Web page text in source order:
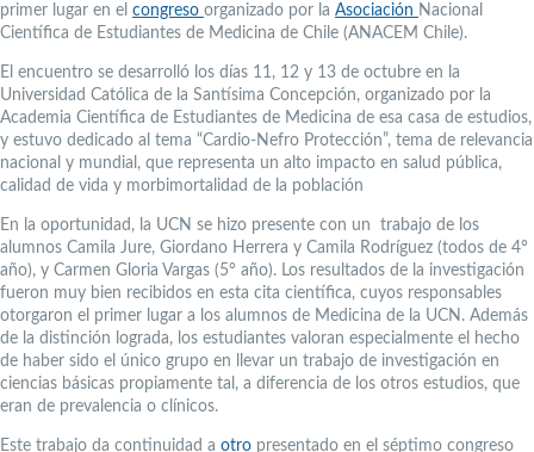
primer lugar en el congreso organizado por la Asociación Nacional
Científica de Estudiantes de Medicina de Chile (ANACEM Chile).
El encuentro se desarrolló los días 11, 12 y 13 de octubre en la
Universidad Católica de la Santísima Concepción, organizado por la
Academia Científica de Estudiantes de Medicina de esa casa de estudios,
y estuvo dedicado al tema “Cardio-Nefro Protección”, tema de relevancia
nacional y mundial, que representa un alto impacto en salud pública,
calidad de vida y morbimortalidad de la población
En la oportunidad, la UCN se hizo presente con un trabajo de los
alumnos Camila Jure, Giordano Herrera y Camila Rodríguez (todos de 4°
año), y Carmen Gloria Vargas (5° año). Los resultados de la investigación
fueron muy bien recibidos en esta cita científica, cuyos responsables
otorgaron el primer lugar a los alumnos de Medicina de la UCN. Además
de la distinción lograda, los estudiantes valoran especialmente el hecho
de haber sido el único grupo en llevar un trabajo de investigación en
ciencias básicas propiamente tal, a diferencia de los otros estudios, que
eran de prevalencia o clínicos.
Este trabajo da continuidad a otro presentado en el séptimo congreso